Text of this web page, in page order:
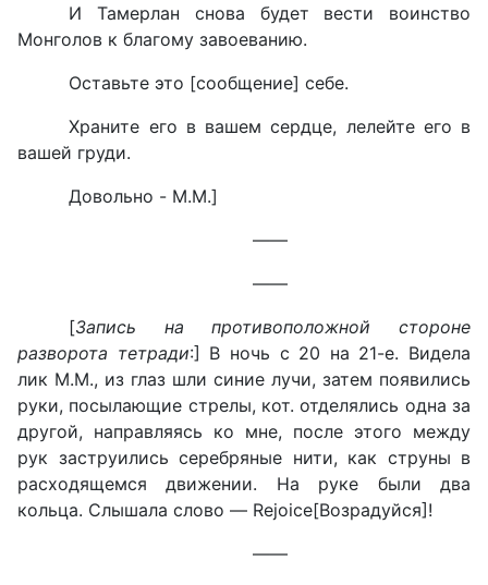
И Тамерлан снова будет вести воинство
Монголов к благому завоеванию.
Оставьте это [сообщение] себе.
Храните его в вашем сердце, лелейте его в
вашей груди.
Довольно - M.M.]
——
——
[Запись на противоположной стороне
разворота тетради:] В ночь с 20 на 21-е. Видела
лик М.М., из глаз шли синие лучи, затем появились
руки, посылающие стрелы, кот. отделялись одна за
другой, направляясь ко мне, после этого между
рук заструились серебряные нити, как струны в
расходящемся движении. На руке были два
кольца. Слышала слово — Rejoice[Возрадуйся] !
——